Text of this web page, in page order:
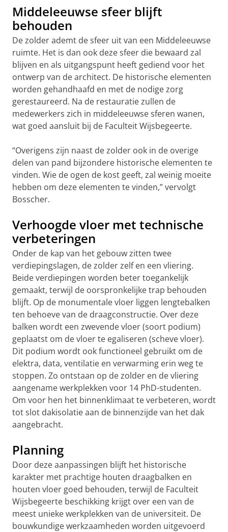
Middeleeuwse sfeer blijft
behouden
De zolder ademt de sfeer uit van een Middeleeuwse
ruimte. Het is dan ook deze sfeer die bewaard zal
blijven en als uitgangspunt heeft gediend voor het
ontwerp van de architect. De historische elementen
worden gehandhaafd en met de nodige zorg
gerestaureerd. Na de restauratie zullen de
medewerkers zich in middeleeuwse sferen wanen,
wat goed aansluit bij de Faculteit Wijsbegeerte.
“Overigens zijn naast de zolder ook in de overige
delen van pand bijzondere historische elementen te
vinden. Wie de ogen de kost geeft, zal weinig moeite
hebben om deze elementen te vinden,” vervolgt
Bosscher.
Verhoogde vloer met technische
verbeteringen
Onder de kap van het gebouw zitten twee
verdiepingslagen, de zolder zelf en een vliering.
Beide verdiepingen worden beter toegankelijk
gemaakt, terwijl de oorspronkelijke trap behouden
blijft. Op de monumentale vloer liggen lengtebalken
ten behoeve van de draagconstructie. Over deze
balken wordt een zwevende vloer (soort podium)
geplaatst om de vloer te egaliseren (scheve vloer).
Dit podium wordt ook functioneel gebruikt om de
elektra, data, ventilatie en verwarming erin weg te
stoppen. Zo ontstaan op de zolder en de vliering
aangename werkplekken voor 14 PhD-studenten.
Om voor hen het binnenklimaat te verbeteren, wordt
tot slot dakisolatie aan de binnenzijde van het dak
aangebracht.
Planning
Door deze aanpassingen blijft het historische
karakter met prachtige houten draagbalken en
houten vloer goed behouden, terwijl de Faculteit
Wijsbegeerte beschikking krijgt over een van de
meest unieke werkplekken van de universiteit. De
bouwkundige werkzaamheden worden uitgevoerd